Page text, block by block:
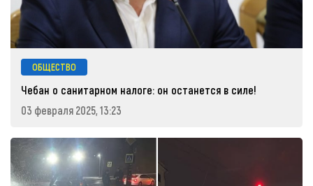
ОБЩЕСТВО
Чебан о санитарном налоге: он останется в силе!
03 февраля 2025, 13:23